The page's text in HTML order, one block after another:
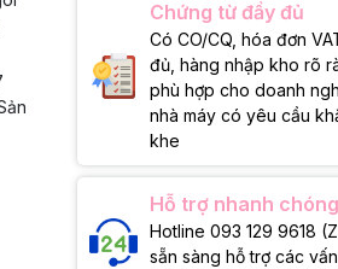
Chứng từ đầy đủ
Có CO/CQ, hóa đơn
đủ, hàng nhập kho rõ
phù hợp cho doanh
nhà máy có yêu cầu
khe
Hỗ trợ nhanh chóng
Hotline 093 129 9618
sẵn sàng hỗ trợ các